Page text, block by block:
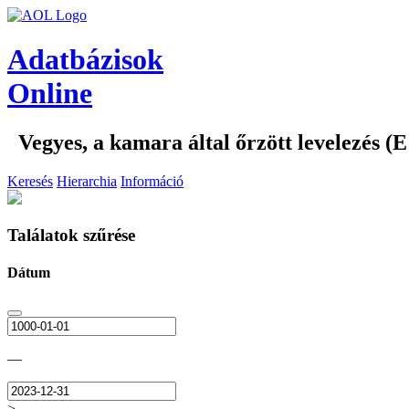
Adatbázisok
Online
Vegyes, a kamara által őrzött levelezés
Keresés Hierarchia Információ
Találatok szűrése
Dátum
—